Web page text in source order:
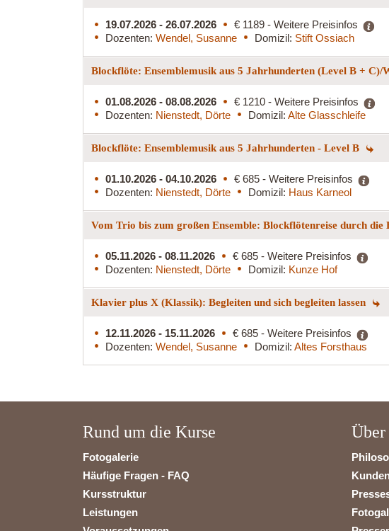
19.07.2026 - 26.07.2026
€ 1189 - Weitere Preisinfos
Dozenten: Wendel, Susanne Domizil: Stift Ossiach
Blockflöte: Ensemblemusik aus 5 Jahrhunderten (Level B + C)/
01.08.2026 - 08.08.2026
€ 1210 - Weitere Preisinfos
Dozenten: Nienstedt, Dörte Domizil: Alte Glasschleife
Blockflöte: Ensemblemusik aus 5 Jahrhunderten - Level B
01.10.2026 - 04.10.2026
€ 685 - Weitere Preisinfos
Dozenten: Nienstedt, Dörte Domizil: Haus Karneol
Vom Trio bis zum großen Ensemble: Blockflötenreise durch die
05.11.2026 - 08.11.2026
€ 685 - Weitere Preisinfos
Dozenten: Nienstedt, Dörte Domizil: Kunze Hof
Klavier plus X (Klassik): Begleiten und sich begleiten lassen
12.11.2026 - 15.11.2026
€ 685 - Weitere Preisinfos
Dozenten: Wendel, Susanne Domizil: Altes Forsthaus
Rund um die Kurse
Fotogalerie
Häufige Fragen - FAQ
Kursstruktur
Leistungen